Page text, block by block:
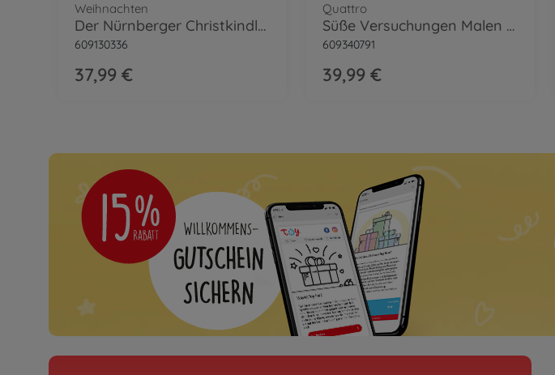
Weihnachten
Der Nürnberger Christkindlesmarkt Malen nach Zahlen
609130336
37,99 €
Quattro
Süße Versuchungen Malen nach Zahlen
609340791
39,99 €